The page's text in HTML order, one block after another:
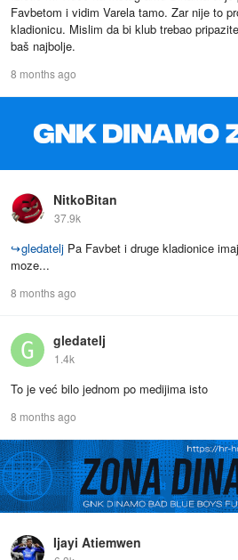
Favbetom i vidim Varela tamo. Zar nije to
kladionicu. Mislim da bi klub trebao
baš najbolje.
8 months ago
NitkoBitan
37.9k
↪gledatelj Pa Favbet i druge kladionice
moze...
8 months ago
gledatelj
1.4k
To je već bilo jednom po medijima isto
8 months ago
Ijayi Atiemwen